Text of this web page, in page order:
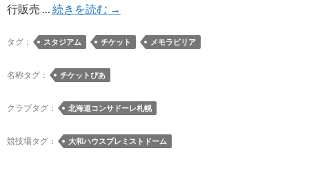
行販売 … 続きを読む ［チ
ッ
限
企
→
タグ： スタジアム チケット メモラビリア
名称タグ： チケットぴあ
クラブタグ： 北海道コンサドーレ札幌
競技場タグ： 大和ハウスプレミストドーム